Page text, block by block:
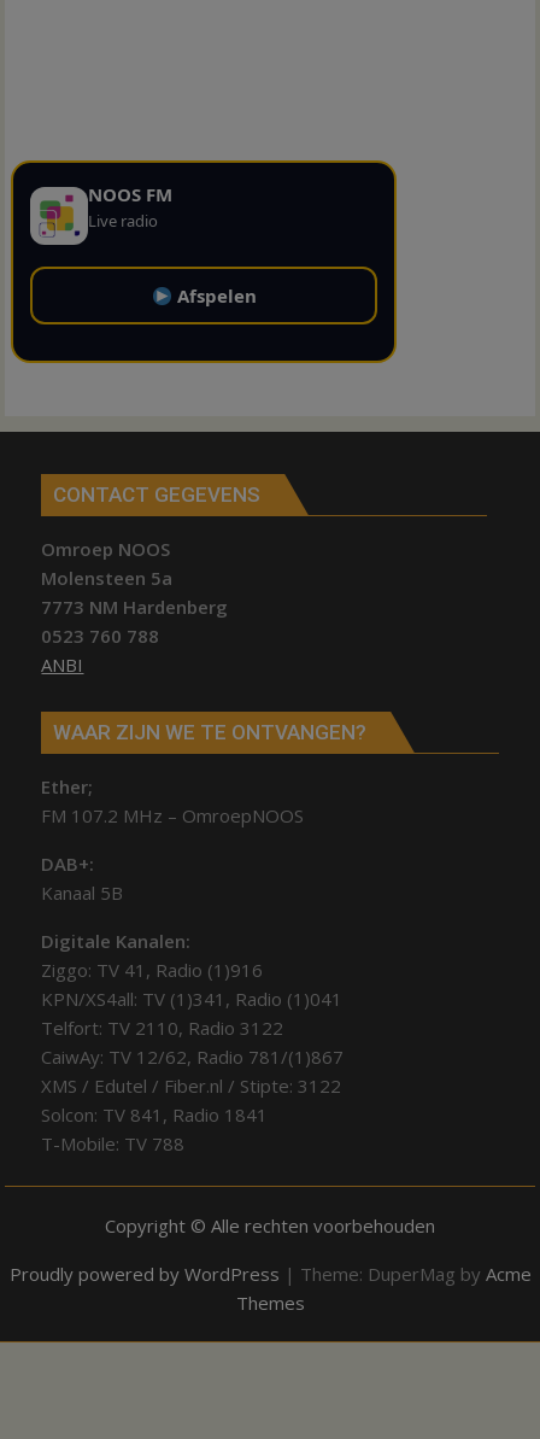
NOOS FM
Live radio
Afspelen
CONTACT GEGEVENS
Omroep NOOS
Molensteen 5a
7773 NM Hardenberg
0523 760 788
ANBI
WAAR ZIJN WE TE ONTVANGEN?
Ether;
FM 107.2 MHz – OmroepNOOS
DAB+:
Kanaal 5B
Digitale Kanalen:
Ziggo: TV 41, Radio (1)916
KPN/XS4all: TV (1)341, Radio (1)041
Telfort: TV 2110, Radio 3122
CaiwAy: TV 12/62, Radio 781/(1)867
XMS / Edutel / Fiber.nl / Stipte: 3122
Solcon: TV 841, Radio 1841
T-Mobile: TV 788
Copyright © Alle rechten voorbehouden
Proudly powered by WordPress | Theme: DuperMag by Acme
Themes